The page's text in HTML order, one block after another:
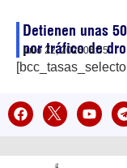
Detienen unas
por tráfico de
julio 22, 202605:55